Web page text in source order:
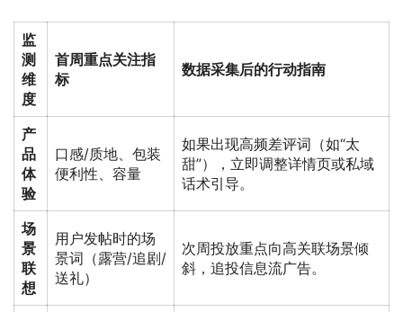
监
测
维
度
首周重点关注指
标
数据采集后的行动指南
产
品
体
验
口感/质地、包装
便利性、容量
如果出现高频差评词（如“太
甜”），立即调整详情页或私域
话术引导。
场
景
联
想
用户发帖时的场
景词（露营/追剧/
送礼）
次周投放重点向高关联场景倾
斜，追投信息流广告。